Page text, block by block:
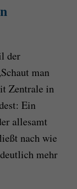
der
man
Zentrale in
Ein
allesamt
nach wie
mehr